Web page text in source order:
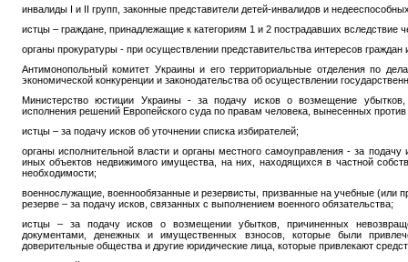
инвалиды І и ІІ групп, законные представители детей-инвалидов и
истцы – граждане, принадлежащие к категориям 1 и 2 пострадавших вследствие
органы прокуратуры - при осуществлении представительства интересов граждан
Антимонопольный комитет Украины и его территориальные отделения по
экономической конкуренции и законодательства об осуществлении
Министерство юстиции Украины - за подачу исков о возмещение
исполнения решений Европейского суда по правам человека, вынесенных
истцы – за подачу исков об уточнении списка избирателей;
органы исполнительной власти и органы местного самоуправления - за
иных объектов недвижимого имущества, на них, находящихся в частной
необходимости;
военнослужащие, военнообязанные и резервисты, призванные на учебные
резерве – за подачу исков, связанных с выполнением военного обязательства;
истцы – за подачу исков о возмещении убытков, причиненных
документами, денежных и имущественных взносов, которые были
доверительные общества и другие юридические лица, которые привлекают